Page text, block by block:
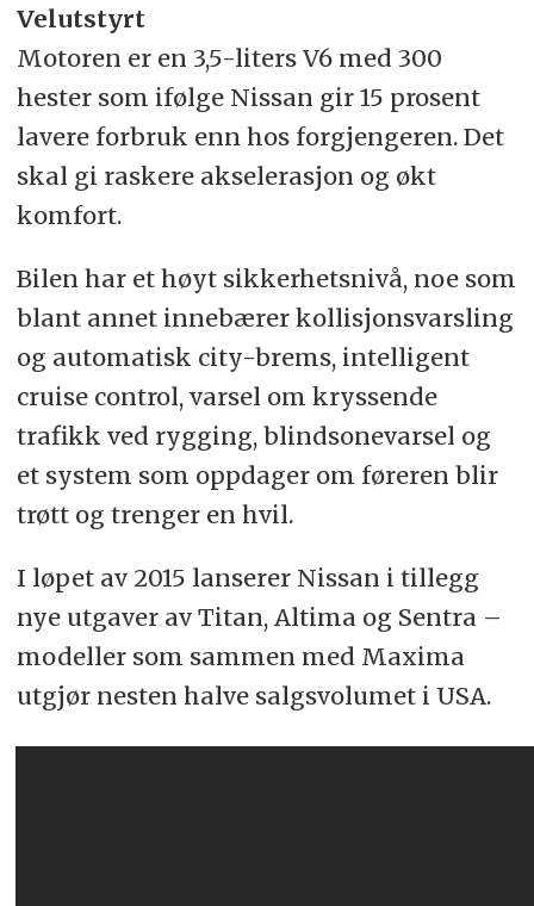
Velutstyrt
Motoren er en 3,5-liters V6 med 300
hester som ifølge Nissan gir 15 prosent
lavere forbruk enn hos forgjengeren. Det
skal gi raskere akselerasjon og økt
komfort.
Bilen har et høyt sikkerhetsnivå, noe som
blant annet innebærer kollisjonsvarsling
og automatisk city-brems, intelligent
cruise control, varsel om kryssende
trafikk ved rygging, blindsonevarsel og
et system som oppdager om føreren blir
trøtt og trenger en hvil.
I løpet av 2015 lanserer Nissan i tillegg
nye utgaver av Titan, Altima og Sentra –
modeller som sammen med Maxima
utgjør nesten halve salgsvolumet i USA.